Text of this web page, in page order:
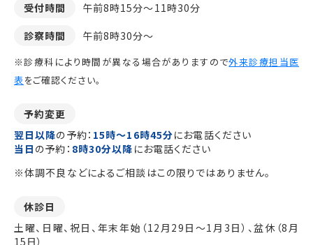
受付時間
午前8時15分～11時30分
診察時間
午前8時30分～
※診療科により時間が異なる場合がありますので外来診療担当医
表をご確認ください。
予約変更
翌日以降の予約： 15時～16時45分にお電話ください
当日 の予約： 8時30分以降 にお電話ください
※体調不良などによるご相談はこの限りではありません。
休診日
土曜、日曜、祝日、年末年始（12月29日～1月3日）、盆休（8月
15日）